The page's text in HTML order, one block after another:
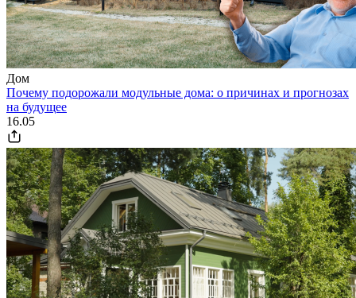
Дом
Почему подорожали модульные дома: о причинах и прогнозах
на будущее
16.05